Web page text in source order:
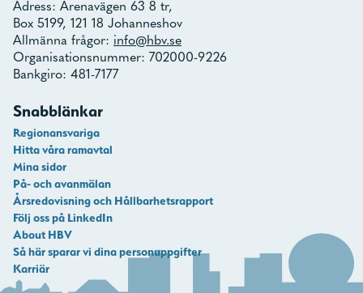
Adress: Arenavägen 63 8 tr,
Box 5199, 121 18 Johanneshov
Allmänna frågor: info@hbv.se
Organisationsnummer: 702000-9226
Bankgiro: 481-7177
Snabblänkar
Regionansvariga
Hitta våra ramavtal
Mina sidor
På- och avanmälan
Årsredovisning och Hållbarhetsrapport
Följ oss på LinkedIn
About HBV
Så här sparar vi dina personuppgifter
Karriär